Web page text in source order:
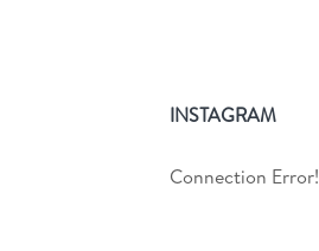
INSTAGRAM
Connection Error!